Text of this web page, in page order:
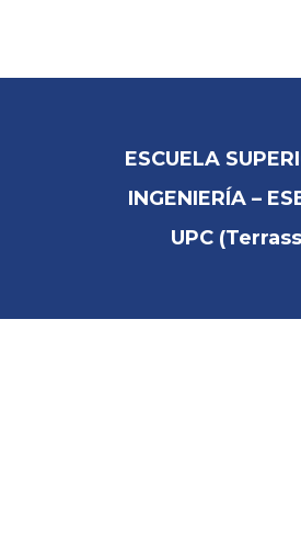
SOLUCIONES INTEGRALES
ESCUELA
INGENIERÍA –
UPC